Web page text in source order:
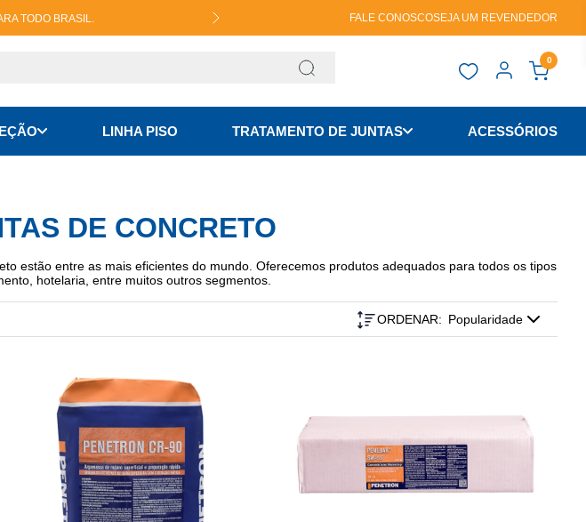
TODO BRASIL. TUDO EM ATÉ 4X NO CARTÃO DE CRÉDITO
FALE CONOSCOSEJA UM REVENDEDOR
0
LINHA PISO TRATAMENTO DE JUNTAS ACESSÓRIOS
DE CONCRETO
estão entre as mais eficientes do mundo. Oferecemos produtos adequados para todos os tipos
hotelaria, entre muitos outros segmentos.
ORDENAR: Popularidade